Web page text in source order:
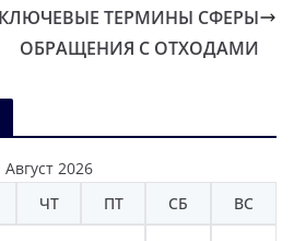
ТЕРМИНЫ СФЕРЫ
ОБРАЩЕНИЯ С ОТХОДАМИ
Август 2026
ЧТ ПТ СБ ВС